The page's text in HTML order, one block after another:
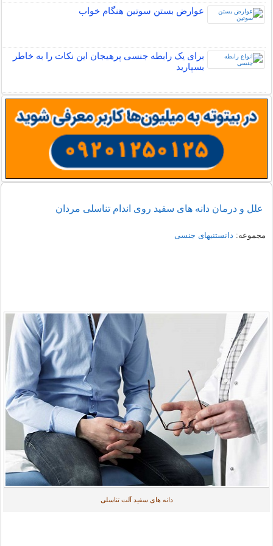
عوارض بستن سوتین هنگام خواب
برای یک رابطه جنسی پرهیجان این نکات را به خاطر
بسپارید
علل و درمان دانه های سفید روی اندام تناسلی مردان
مجموعه: دانستنیهای جنسی
دانه های سفید آلت تناسلی